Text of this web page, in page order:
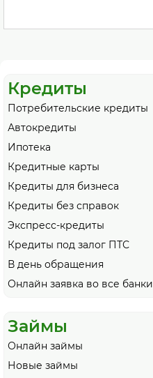
Кредиты
Потребительские кредиты
Автокредиты
Ипотека
Кредитные карты
Кредиты для бизнеса
Кредиты без справок
Экспресс-кредиты
Кредиты под залог ПТС
В день обращения
Онлайн заявка во все банки
Займы
Онлайн займы
Новые займы